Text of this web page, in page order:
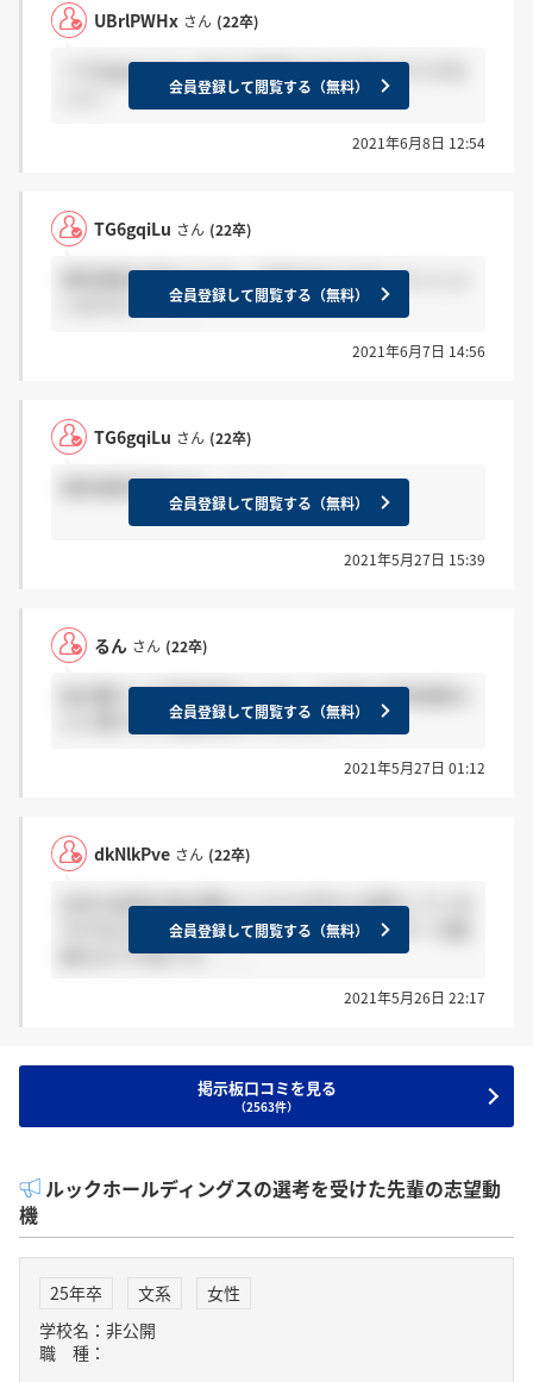
UBrlPWHx さん (22卒)
＞TG6gqiLuさん 先ほど結果がLINEで送られてきま
会員登録して閲覧する（無料）
2021年6月8日 12:54
TG6gqiLu さん (22卒)
適性検査を受けた方で、合否が出てる方いらっしゃ
いますか、、、？会員登録して閲覧する（無料）
2021年6月7日 14:56
TG6gqiLu さん (22卒)
適性検査不安です....（ ; ; ）
会員登録して閲覧する（無料）
2021年5月27日 15:39
るん さん (22卒)
総合職で二次面接通過した方、その後の適性検査な
どに関するご連絡は来ていますか、、？
会員登録して閲覧する（無料）
2021年5月27日 01:12
dkNlkPve さん (22卒)
去年の採用が総合職4人とかで3月から選考していま
すがまだ採用してくださるんですかね、、今一次面
接なので不安です、、、
会員登録して閲覧する（無料）
2021年5月26日 22:17
掲示板口コミを見る
（2563件）
ルックホールディングスの選考を受けた先輩の志望動
機
25年卒 文系
女性
学校名：非公開
職 種：